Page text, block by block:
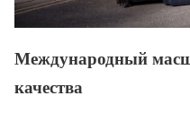
Международный
качества